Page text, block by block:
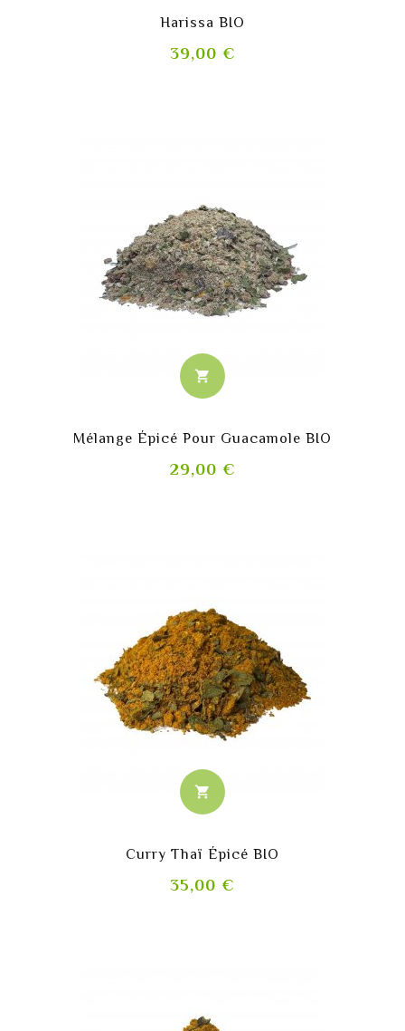
Harissa BIO
39,00 €
shopping_cart
Mélange Épicé Pour Guacamole BIO
29,00 €
shopping_cart
Curry Thaï Épicé BIO
35,00 €